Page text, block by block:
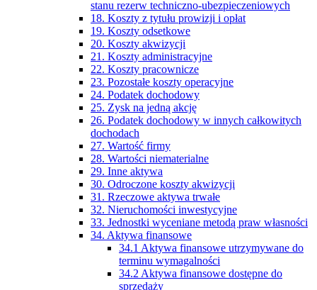
stanu rezerw techniczno-ubezpieczeniowych
18. Koszty z tytułu prowizji i opłat
19. Koszty odsetkowe
20. Koszty akwizycji
21. Koszty administracyjne
22. Koszty pracownicze
23. Pozostałe koszty operacyjne
24. Podatek dochodowy
25. Zysk na jedną akcję
26. Podatek dochodowy w innych całkowitych
dochodach
27. Wartość firmy
28. Wartości niematerialne
29. Inne aktywa
30. Odroczone koszty akwizycji
31. Rzeczowe aktywa trwałe
32. Nieruchomości inwestycyjne
33. Jednostki wyceniane metodą praw własności
34. Aktywa finansowe
34.1 Aktywa finansowe utrzymywane do
terminu wymagalności
34.2 Aktywa finansowe dostępne do
sprzedaży